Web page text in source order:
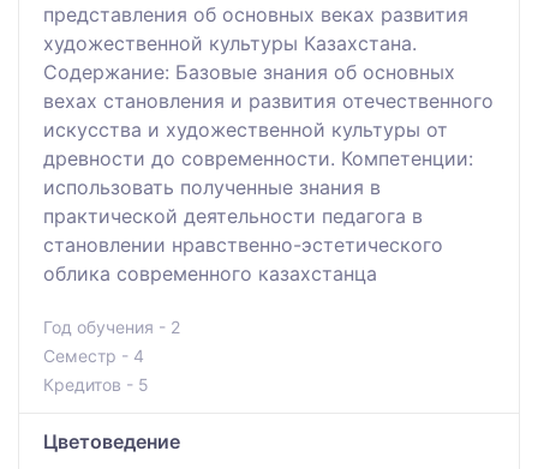
представления об основных веках развития
художественной культуры Казахстана.
Содержание: Базовые знания об основных
вехах становления и развития отечественного
искусства и художественной культуры от
древности до современности. Компетенции:
использовать полученные знания в
практической деятельности педагога в
становлении нравственно-эстетического
облика современного казахстанца
Год обучения - 2
Семестр - 4
Кредитов - 5
Цветоведение